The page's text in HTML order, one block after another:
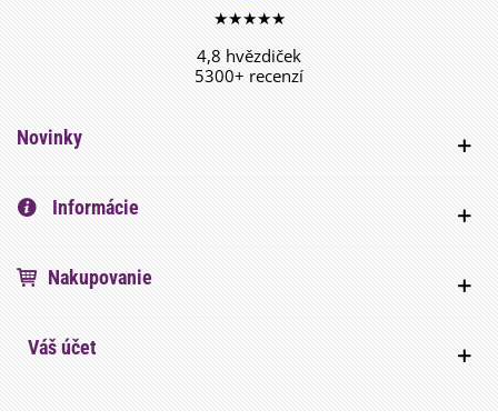
★★★★★
4,8 hvězdiček
5300+ recenzí
Novinky
Informácie
Nakupovanie
Váš účet